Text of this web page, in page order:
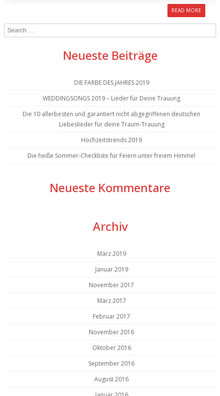
READ MORE
Search
Neueste Beiträge
DIE FARBE DES JAHRES 2019
WEDDINGSONGS 2019 – Lieder für Deine Trauung
Die 10 allerbesten und garantiert nicht abgegriffenen deutschen
Liebeslieder für deine Traum-Trauung
Hochzeitstrends 2019
Die heiße Sommer-Checkliste für Feiern unter freiem Himmel
Neueste Kommentare
Archiv
März 2019
Januar 2019
November 2017
März 2017
Februar 2017
November 2016
Oktober 2016
September 2016
August 2016